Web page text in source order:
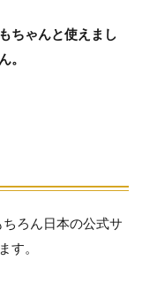
ちゃんと使えまし
。
ろん日本の公式サ
す。